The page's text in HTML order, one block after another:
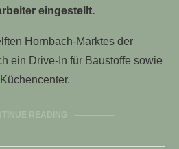
eingestellt.
Hornbach-Marktes der
ein Drive-In für Baustoffe sowie